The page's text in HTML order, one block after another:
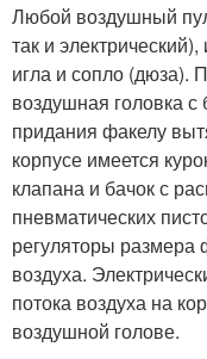
Любой воздушный
так и
игла и сопло (дюза).
воздушная головка
придания факелу
корпусе имеется
клапана и бачок с
пневматических
регуляторы размера
воздуха.
потока воздуха на
воздушной голове.